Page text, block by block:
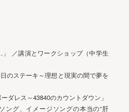
／講演とワークショップ（中学生
のステーキ～理想と現実の間で夢を
ダレス～43840のカウントダウン」
グ、イメージソングの本当の“肝